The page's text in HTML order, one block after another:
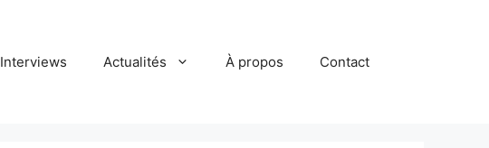
Interviews Actualités À propos Contact